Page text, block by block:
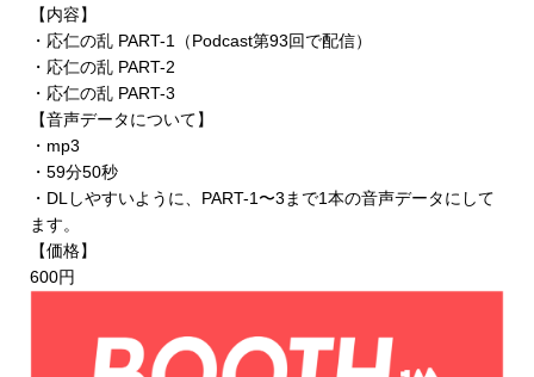
【内容】
・応仁の乱 PART-1（Podcast第93回で配信）
・応仁の乱 PART-2
・応仁の乱 PART-3
【音声データについて】
・mp3
・59分50秒
・DLしやすいように、PART-1〜3まで1本の音声データにして
ます。
【価格】
600円